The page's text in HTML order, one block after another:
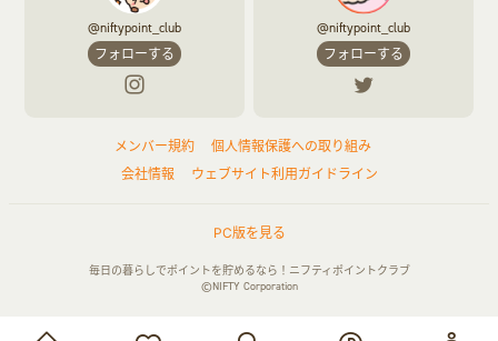
@niftypoint_club
フォローする
@niftypoint_club
フォローする
メンバー規約
個人情報保護への取り組み
会社情報
ウェブサイト利用ガイドライン
PC版を見る
毎日の暮らしでポイントを貯めるなら！ニフティポイントクラブ
©NIFTY Corporation